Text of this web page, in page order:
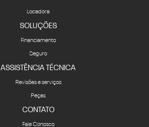
Locadora
SOLUÇÕES
Financiamento
Seguro
ASSISTÊNCIA TÉCNICA
Revisões e serviços
Peças
CONTATO
Fale Conosco